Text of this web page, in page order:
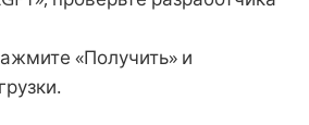
«Получить» и